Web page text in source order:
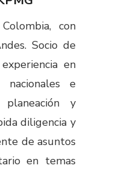
con
Socio de
en
e
y
diligencia y
de asuntos
en temas